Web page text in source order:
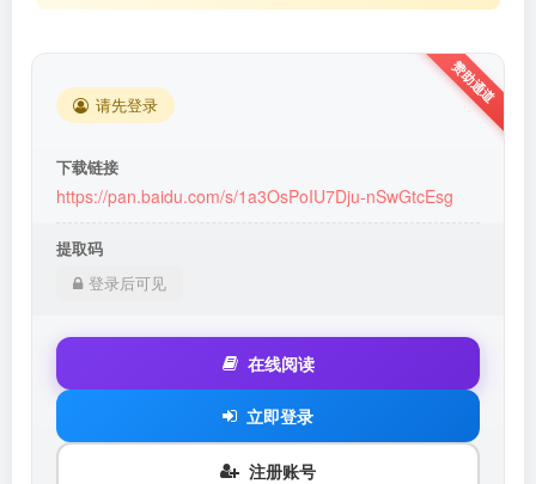
请先登录
下载链接
https://pan.baidu.com/s/1a3OsPoIU7Dju-nSwGtcEsg
提取码
登录后可见
在线阅读
立即登录
注册账号